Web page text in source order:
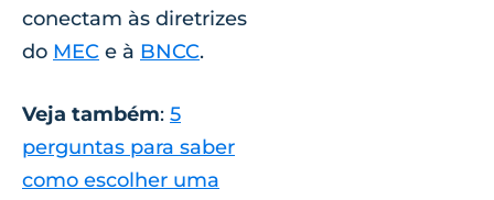
conectam às diretrizes
do MEC e à BNCC.
Veja também: 5
perguntas para saber
como escolher uma